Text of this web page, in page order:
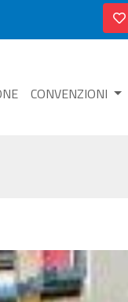
CONVENZIONI